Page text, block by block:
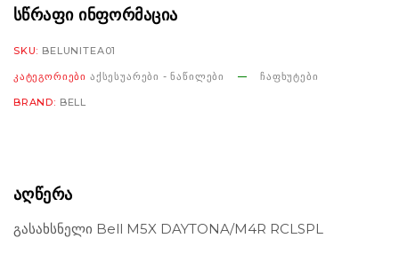
M5X
RCLSPL
რაოდენობა
ᲡᲬᲠᲐᲤᲘ ᲘᲜᲤᲝᲠᲛᲐᲪᲘᲐ
SKU: BELUNITEA01
ᲙᲐᲢᲔᲒᲝᲠᲘᲔᲑᲘ ᲐᲥᲡᲔᲡᲣᲐᲠᲔᲑᲘ - ᲜᲐᲬᲘᲚᲔᲑᲘ ᲩᲐᲤᲮᲣᲢᲔᲑᲘ
BRAND: BELL
ᲐᲦᲬᲔᲠᲐ
გასახსნელი Bell M5X DAYTONA/M4R RCLSPL